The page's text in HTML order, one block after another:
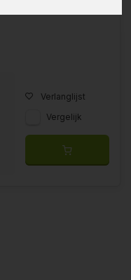
Verlanglijst
Vergelijk